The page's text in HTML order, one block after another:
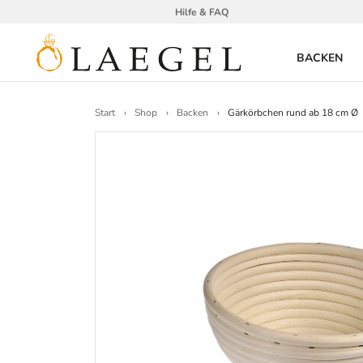
Hilfe & FAQ
BACKEN
Start Shop Backen Gärkörbchen rund ab 18 cm Ø